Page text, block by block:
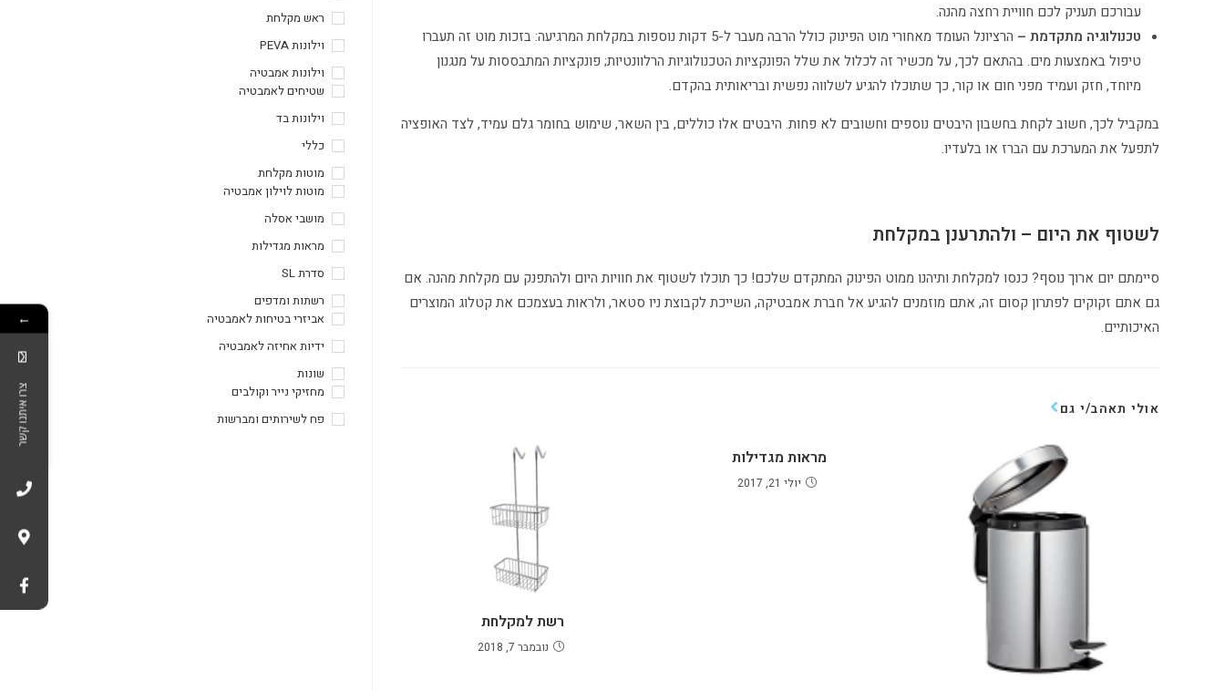
עבורכם תעניק לכם חוויית רחצה מהנה.
טכנולוגיה מתקדמת –
הרציונל העומד מאחורי מוט הפינוק כולל הרבה מעבר ל-5 דקות נוספות במקלחת המרגיעה: בזכות מוט זה תעברו
טיפול באמצעות מים. בהתאם לכך, על מכשיר זה לכלול את שלל הפונקציות הטכנולוגיות הרלוונטיות; פונקציות המתבססות על מנגנון
מיוחד, חזק ועמיד מפני חום או קור, כך שתוכלו להגיע לשלווה נפשית ובריאותית בהקדם.
במקביל לכך, חשוב לקחת בחשבון היבטים נוספים וחשובים לא פחות. היבטים אלו כוללים, בין השאר, שימוש בחומר גלם עמיד, לצד האופציה
לתפעל את המערכת עם הברז או בלעדיו.
לשטוף את היום – ולהתרענן במקלחת
סיימתם יום ארוך נוסף? כנסו למקלחת ותיהנו ממוט הפינוק המתקדם שלכם! כך תוכלו לשטוף את חוויות היום ולהתפנק עם מקלחת מהנה. אם
גם אתם זקוקים לפתרון קסום זה, אתם מוזמנים להגיע אל חברת אמבטיקה, השייכת לקבוצת ניו סטאר, ולראות בעצמכם את קטלוג המוצרים
האיכותיים.
אולי תאהב/י גם
רשת למקלחת
נובמבר 7, 2018
מראות מגדילות
יולי 21, 2017
ראש מקלחת
וילונות PEVA
וילונות אמבטיה
שטיחים לאמבטיה
וילונות בד
כללי
מוטות מקלחת
מוטות לוילון אמבטיה
מושבי אסלה
מראות מגדילות
סדרת SL
רשתות ומדפים
אביזרי בטיחות לאמבטיה
ידיות אחיזה לאמבטיה
שונות
מחזיקי נייר וקולבים
פח לשירותים ומברשות
←
צרו איתנו קשר